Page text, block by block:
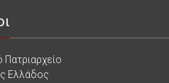
Πατριαρχείο
Ελλάδος